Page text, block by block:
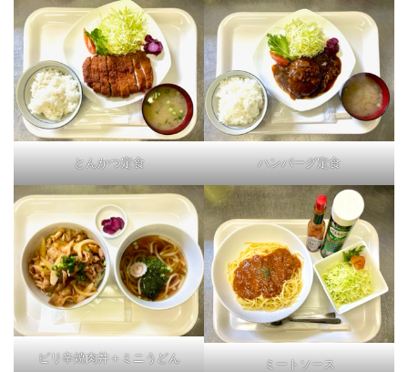
とんかつ定食 ハンバーグ定食
ピリ辛焼肉丼＋ミニうどん ミートソース